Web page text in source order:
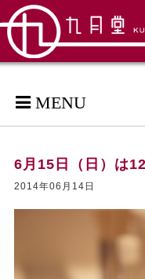
MENU
6月15日（日）は
2014年06月14日